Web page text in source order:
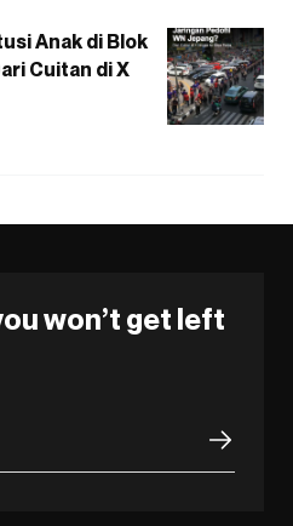
Anak di Blok
Cuitan di X
won’t get left